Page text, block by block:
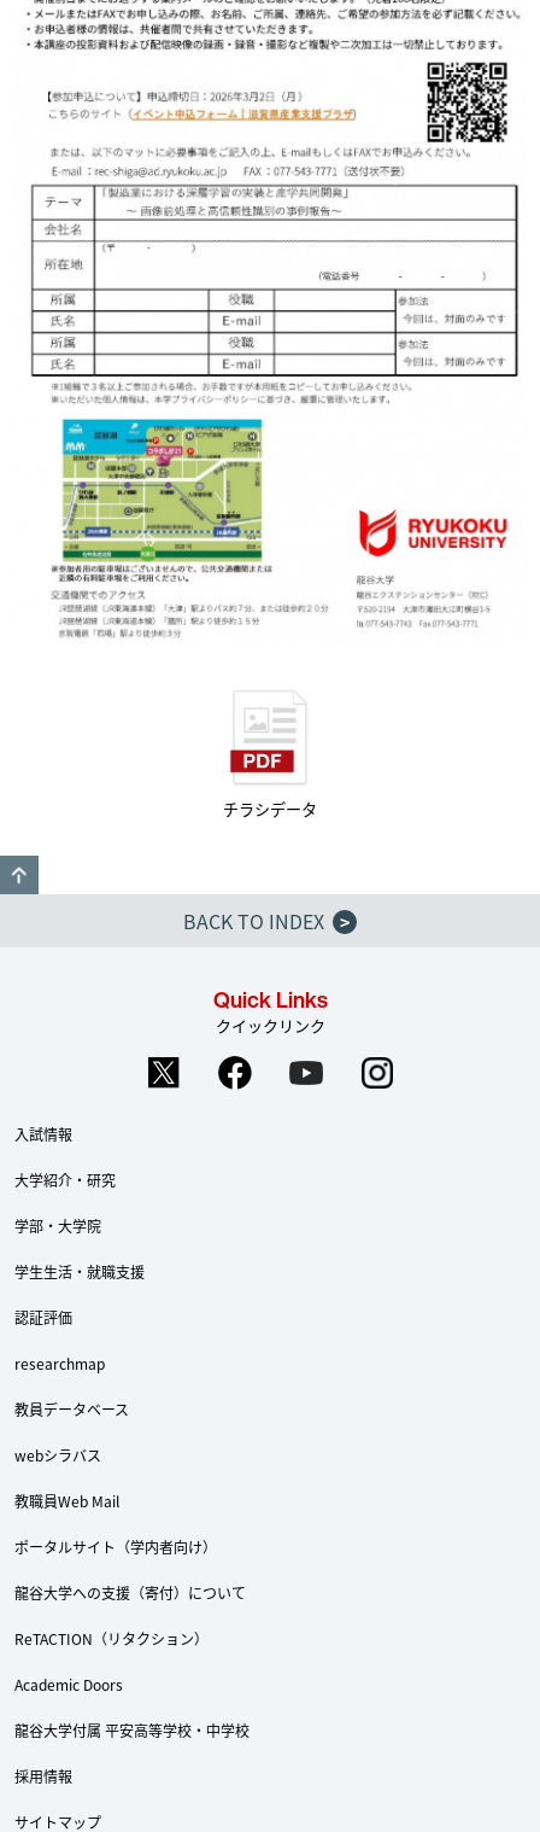
チラシデータ
BACK TO INDEX
>
Quick Links
クイックリンク
入試情報
大学紹介・研究
学部・大学院
学生生活・就職支援
認証評価
researchmap
教員データベース
webシラバス
教職員Web Mail
ポータルサイト（学内者向け）
龍谷大学への支援（寄付）について
ReTACTION（リタクション）
Academic Doors
龍谷大学付属 平安高等学校・中学校
採用情報
サイトマップ